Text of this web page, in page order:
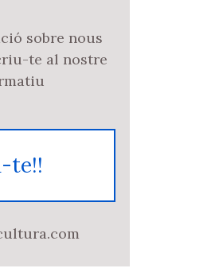
sobre nous
te al nostre
te!!